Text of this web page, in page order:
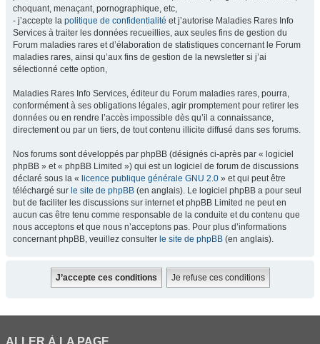
choquant, menaçant, pornographique, etc,
- j’accepte la politique de confidentialité et j’autorise Maladies Rares Info
Services à traiter les données recueillies, aux seules fins de gestion du
Forum maladies rares et d’élaboration de statistiques concernant le Forum
maladies rares, ainsi qu’aux fins de gestion de la newsletter si j’ai
sélectionné cette option,
Maladies Rares Info Services, éditeur du Forum maladies rares, pourra,
conformément à ses obligations légales, agir promptement pour retirer les
données ou en rendre l’accès impossible dès qu’il a connaissance,
directement ou par un tiers, de tout contenu illicite diffusé dans ses forums.
Nos forums sont développés par phpBB (désignés ci-après par « logiciel
phpBB » et « phpBB Limited ») qui est un logiciel de forum de discussions
déclaré sous la « licence publique générale GNU 2.0 » et qui peut être
téléchargé sur le site de phpBB (en anglais). Le logiciel phpBB a pour seul
but de faciliter les discussions sur internet et phpBB Limited ne peut en
aucun cas être tenu comme responsable de la conduite et du contenu que
nous acceptons et que nous n’acceptons pas. Pour plus d’informations
concernant phpBB, veuillez consulter le site de phpBB (en anglais).
ALLER À LA PAGE